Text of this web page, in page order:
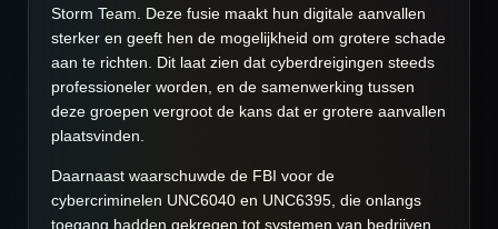
Storm Team. Deze fusie maakt hun digitale aanvallen
sterker en geeft hen de mogelijkheid om grotere schade
aan te richten. Dit laat zien dat cyberdreigingen steeds
professioneler worden, en de samenwerking tussen
deze groepen vergroot de kans dat er grotere aanvallen
plaatsvinden.
Daarnaast waarschuwde de FBI voor de
cybercriminelen UNC6040 en UNC6395, die onlangs
toegang hadden gekregen tot systemen van bedrijven